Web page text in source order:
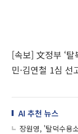
[속보] 文정부 ‘탈
민·김연철 1심 선
AI 추천 뉴스